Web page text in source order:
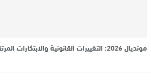
مونديال 2026: التغييرات القانونية والابتكارات المرتقبة